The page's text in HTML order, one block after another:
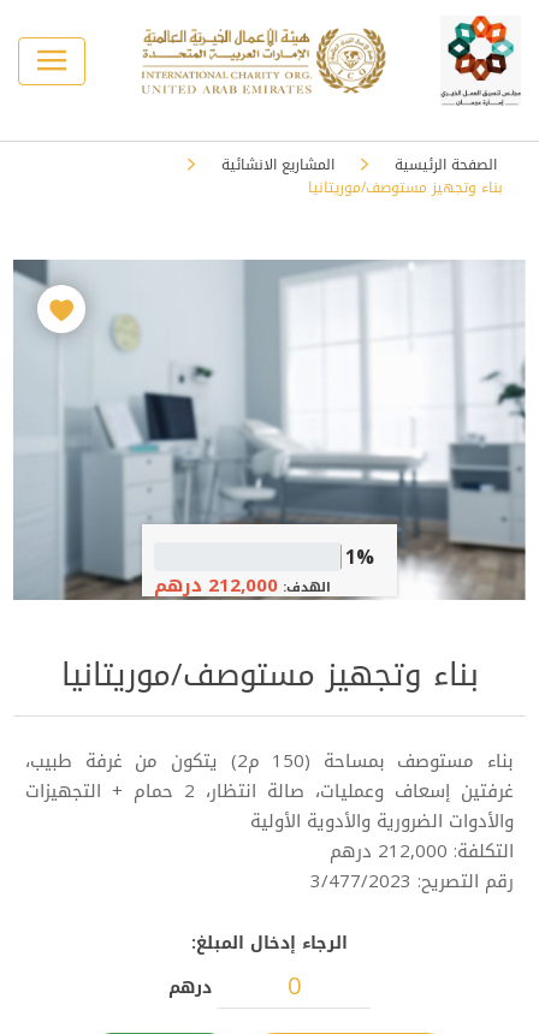
الصفحة الرئيسية
المشاريع الانشائية
بناء وتجهيز مستوصف/موريتانيا
1%
الهدف:212,000 درهم
بناء وتجهيز مستوصف/موريتانيا
بناء مستوصف بمساحة (150 م2) يتكون من غرفة طبيب،
غرفتين إسعاف وعمليات، صالة انتظار، 2 حمام + التجهيزات
والأدوات الضرورية والأدوية الأولية
التكلفة: 212,000 درهم
رقم التصريح: 3/477/2023
الرجاء إدخال المبلغ:
درهم